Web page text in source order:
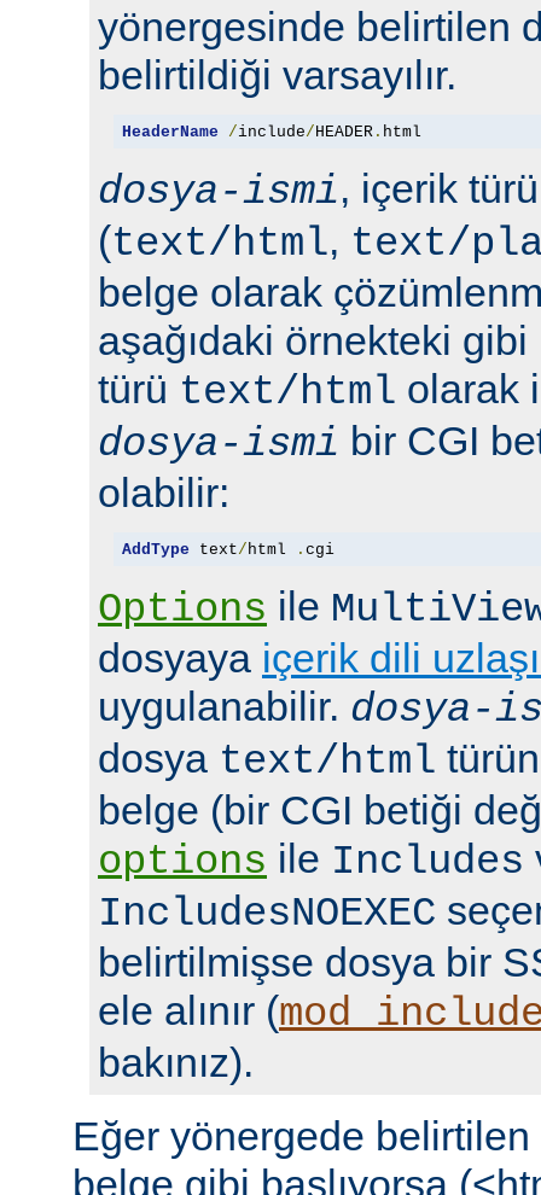
yönergesinde belirtilen
belirtildiği varsayılır.
HeaderName /include/ HEADER. html
dosya-ismi, içerik
(text/html, text/
belge olarak
aşağıdaki örnekteki
türü text/html olarak
dosya-ismi bir CGI
olabilir:
AddType text/ html . cgi
Options ile
dosyaya içerik dili
uygulanabilir. dosya-
dosya text/html
belge (bir CGI betiği
options ile Includes
IncludesNOEXEC
belirtilmişse dosya bir
ele alınır (
bakınız).
Eğer yönergede
belge gibi başlıyorsa